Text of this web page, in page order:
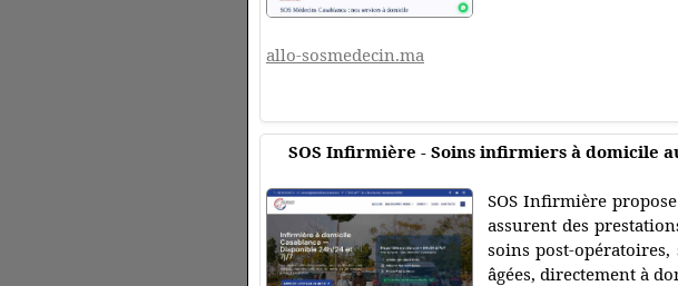
allo-sosmedecin.ma
SOS Infirmière - Soins infirmiers à domicile
SOS Infirmière
assurent des
soins post-
âgées, directement à